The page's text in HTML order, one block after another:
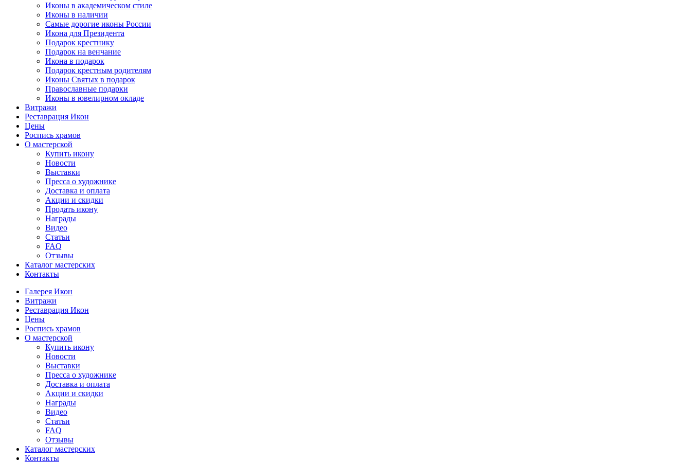
Иконы в академическом стиле
Иконы в наличии
Самые дорогие иконы России
Икона для Президента
Подарок крестнику
Подарок на венчание
Икона в подарок
Подарок крестным родителям
Иконы Святых в подарок
Православные подарки
Иконы в ювелирном окладе
Витражи
Реставрация Икон
Цены
Роспись храмов
О мастерской
Купить икону
Новости
Выставки
Пресса о художнике
Доставка и оплата
Акции и скидки
Продать икону
Награды
Видео
Статьи
FAQ
Отзывы
Каталог мастерских
Контакты
Галерея Икон
Витражи
Реставрация Икон
Цены
Роспись храмов
О мастерской
Купить икону
Новости
Выставки
Пресса о художнике
Доставка и оплата
Акции и скидки
Награды
Видео
Статьи
FAQ
Отзывы
Каталог мастерских
Контакты